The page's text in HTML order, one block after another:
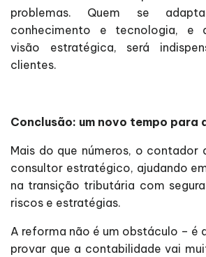
problemas. Quem se
conhecimento e tecnologia, e
visão estratégica, será
clientes.
Conclusão: um novo tempo para
Mais do que números, o contador
consultor estratégico, ajudando
na transição tributária com
riscos e estratégias.
A reforma não é um obstáculo – é
provar que a contabilidade vai